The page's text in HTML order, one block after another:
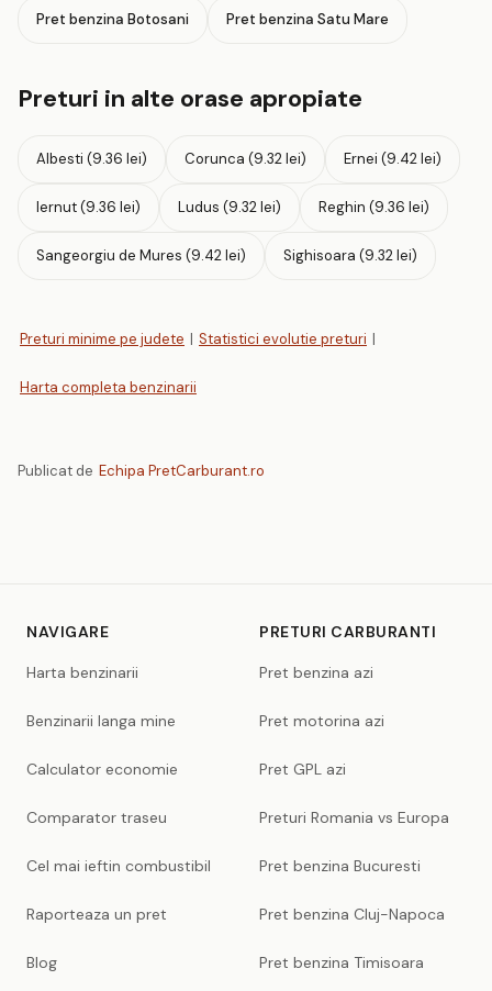
Pret benzina Botosani Pret benzina Satu Mare
Preturi in alte orase apropiate
Albesti (9.36 lei) Corunca (9.32 lei) Ernei (9.42 lei)
Iernut (9.36 lei) Ludus (9.32 lei) Reghin (9.36 lei)
Sangeorgiu de Mures (9.42 lei) Sighisoara (9.32 lei)
Preturi minime pe judete | Statistici evolutie preturi |
Harta completa benzinarii
Publicat de Echipa PretCarburant.ro
NAVIGARE
Harta benzinarii
Benzinarii langa mine
Calculator economie
Comparator traseu
Cel mai ieftin combustibil
Raporteaza un pret
Blog
PRETURI CARBURANTI
Pret benzina azi
Pret motorina azi
Pret GPL azi
Preturi Romania vs Europa
Pret benzina Bucuresti
Pret benzina Cluj-Napoca
Pret benzina Timisoara